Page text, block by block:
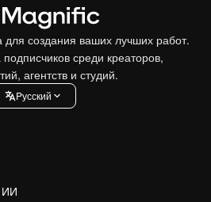
создания ваших лучших работ.
среди креаторов,
агентств и студий.
Pусский
ИИ